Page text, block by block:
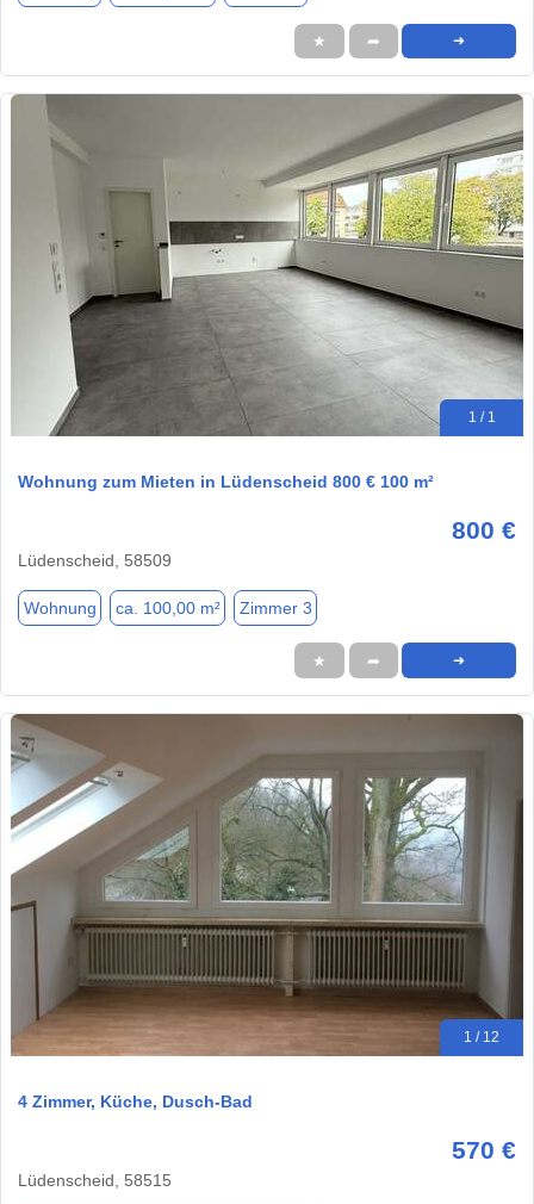
★ ➦ ➜
1 / 1
Wohnung zum Mieten in Lüdenscheid 800 € 100 m²
800 €
Lüdenscheid, 58509
Wohnung ca. 100,00 m² Zimmer 3
★ ➦ ➜
1 / 12
4 Zimmer, Küche, Dusch-Bad
570 €
Lüdenscheid, 58515